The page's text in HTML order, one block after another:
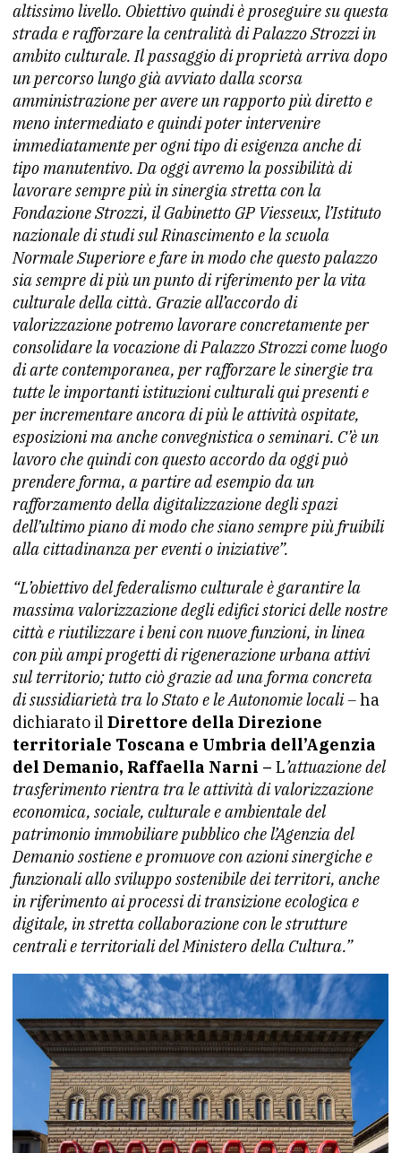
altissimo livello. Obiettivo quindi è proseguire su questa
strada e rafforzare la centralità di Palazzo Strozzi in
ambito culturale. Il passaggio di proprietà arriva dopo
un percorso lungo già avviato dalla scorsa
amministrazione per avere un rapporto più diretto e
meno intermediato e quindi poter intervenire
immediatamente per ogni tipo di esigenza anche di
tipo manutentivo. Da oggi avremo la possibilità di
lavorare sempre più in sinergia stretta con la
Fondazione Strozzi, il Gabinetto GP Viesseux, l’Istituto
nazionale di studi sul Rinascimento e la scuola
Normale Superiore e fare in modo che questo palazzo
sia sempre di più un punto di riferimento per la vita
culturale della città. Grazie all’accordo di
valorizzazione potremo lavorare concretamente per
consolidare la vocazione di Palazzo Strozzi come luogo
di arte contemporanea, per rafforzare le sinergie tra
tutte le importanti istituzioni culturali qui presenti e
per incrementare ancora di più le attività ospitate,
esposizioni ma anche convegnistica o seminari. C’è un
lavoro che quindi con questo accordo da oggi può
prendere forma, a partire ad esempio da un
rafforzamento della digitalizzazione degli spazi
dell’ultimo piano di modo che siano sempre più fruibili
alla cittadinanza per eventi o iniziative”.
“L’obiettivo del federalismo culturale è garantire la
massima valorizzazione degli edifici storici delle nostre
città e riutilizzare i beni con nuove funzioni, in linea
con più ampi progetti di rigenerazione urbana attivi
sul territorio; tutto ciò grazie ad una forma concreta
di sussidiarietà tra lo Stato e le Autonomie locali –ha
dichiarato il Direttore della Direzione
territoriale Toscana e Umbria dell’Agenzia
del Demanio, Raffaella Narni – L’attuazione del
trasferimento rientra tra le attività di valorizzazione
economica, sociale, culturale e ambientale del
patrimonio immobiliare pubblico che l’Agenzia del
Demanio sostiene e promuove con azioni sinergiche e
funzionali allo sviluppo sostenibile dei territori, anche
in riferimento ai processi di transizione ecologica e
digitale, in stretta collaborazione con le strutture
centrali e territoriali del Ministero della Cultura.”